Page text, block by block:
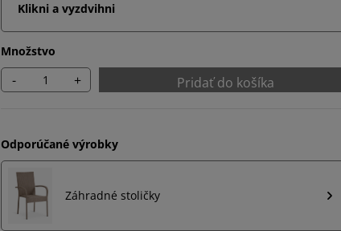
Klikni a vyzdvihni
Množstvo
- + Pridať do košíka
Odporúčané výrobky
Záhradné stoličky